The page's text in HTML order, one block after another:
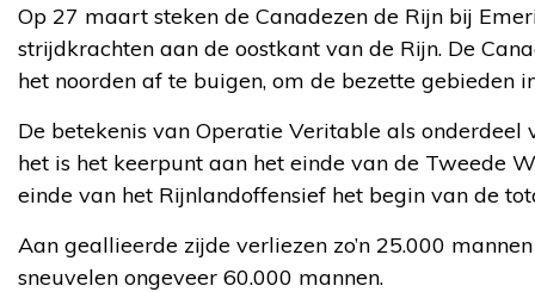
Op 27 maart steken de Canadezen de Rijn bij
strijdkrachten aan de oostkant van de Rijn. De
het noorden af te buigen, om de bezette gebieden
De betekenis van Operatie Veritable als onderdeel
het is het keerpunt aan het einde van de Tweede
einde van het Rijnlandoffensief het begin van de
Aan geallieerde zijde verliezen zo’n 25.000
sneuvelen ongeveer 60.000 mannen.